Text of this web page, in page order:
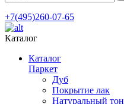
+7(495)260-07-65
Каталог
Каталог
Паркет
Дуб
Покрытие лак
Натуральный тон